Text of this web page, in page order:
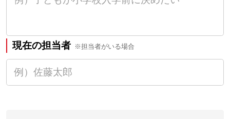
現在の担当者 ※担当者がいる場合